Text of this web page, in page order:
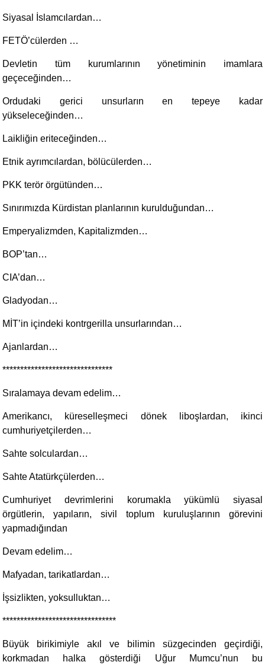
Siyasal İslamcılardan…
FETÖ’cülerden …
Devletin tüm kurumlarının yönetiminin imamlara
geçeceğinden…
Ordudaki gerici unsurların en tepeye kadar
yükseleceğinden…
Laikliğin eriteceğinden…
Etnik ayrımcılardan, bölücülerden…
PKK terör örgütünden…
Sınırımızda Kürdistan planlarının kurulduğundan…
Emperyalizmden, Kapitalizmden…
BOP’tan…
CIA’dan…
Gladyodan…
MİT’in içindeki kontrgerilla unsurlarından…
Ajanlardan…
*******************************
Sıralamaya devam edelim…
Amerikancı, küreselleşmeci dönek liboşlardan, ikinci
cumhuriyetçilerden…
Sahte solculardan…
Sahte Atatürkçülerden…
Cumhuriyet devrimlerini korumakla yükümlü siyasal
örgütlerin, yapıların, sivil toplum kuruluşlarının görevini
yapmadığından
Devam edelim…
Mafyadan, tarikatlardan…
İşsizlikten, yoksulluktan…
********************************
Büyük birikimiyle akıl ve bilimin süzgecinden geçirdiği,
korkmadan halka gösterdiği Uğur Mumcu’nun bu